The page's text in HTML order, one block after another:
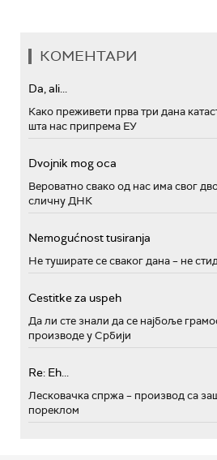
КОМЕНТАРИ
Da, ali...
Како преживети прва три дана
шта нас припрема ЕУ
Dvojnik mog oca
Вероватно свако од нас има свог
сличну ДНК
Nemogućnost tusiranja
Не туширате се сваког дана – не
Cestitke za uspeh
Да ли сте знали да се најбоље
производе у Србији
Re: Eh...
Лесковачка спржа – производ са
пореклом